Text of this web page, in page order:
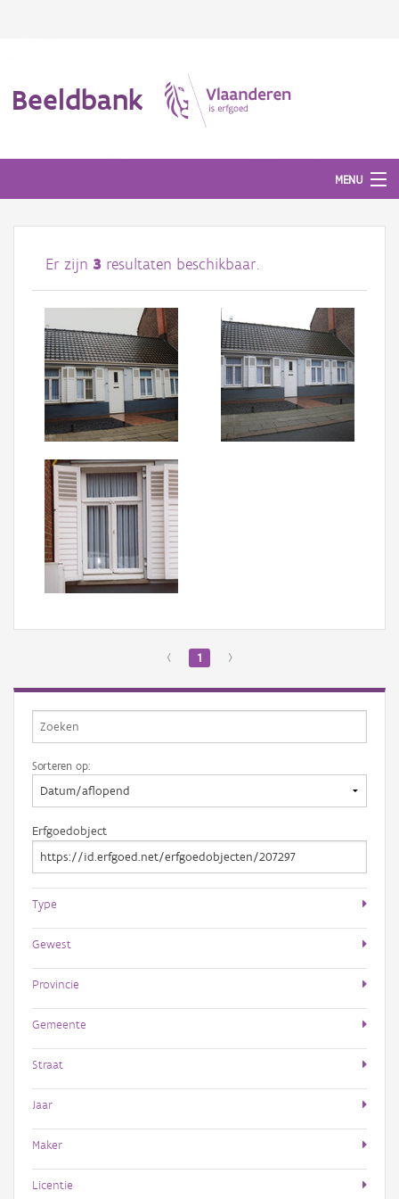
Beeldbank
MENU
Afbeeldingen
#BeeldIndeKijker
Hergebruik
Over ons
Aanmelden
Er zijn 3 resultaten beschikbaar.
‹ 1 ›
Sorteren op:
Erfgoedobject
Type
Gewest
Provincie
Gemeente
Straat
Jaar
Maker
Licentie